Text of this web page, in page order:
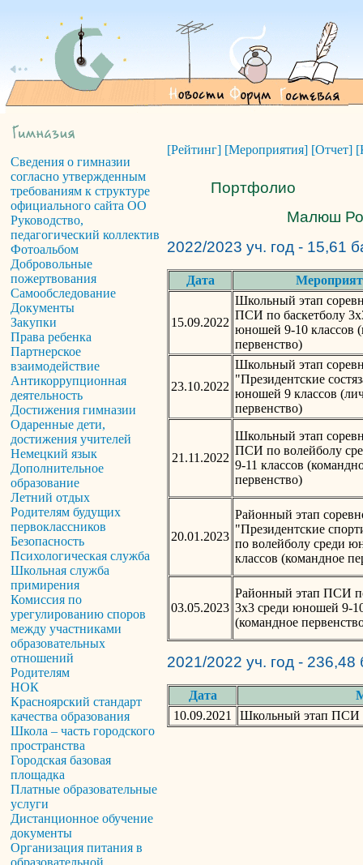
Сведения о гимназии
согласно утвержденным
требованиям к структуре
официального сайта ОО
Руководство,
педагогический коллектив
Фотоальбом
Добровольные
пожертвования
Самообследование
Документы
Закупки
Права ребенка
Партнерское
взаимодействие
Антикоррупционная
деятельность
Достижения гимназии
Одаренные дети,
достижения учителей
Немецкий язык
Дополнительное
образование
Летний отдых
Родителям будущих
первоклассников
Безопасность
Психологическая служба
Школьная служба
примирения
Комиссия по
урегулированию споров
между участниками
образовательных
отношений
Родителям
НОК
Красноярский стандарт
качества образования
Школа – часть городского
пространства
Городская базовая
площадка
Платные образовательные
услуги
Дистанционное обучение
документы
Организация питания в
образовательной
[Рейтинг] [Мероприятия] [Отчет]
Портфолио
Малюш
2022/2023 уч. год - 15,61
Дата
15.09.2022
Школьный этап
ПСИ по баскетболу
юношей 9-10 классов
первенство)
23.10.2022
Школьный этап
"Президентские
юношей 9 классов
первенство)
21.11.2022
Школьный этап
ПСИ по волейболу
9-11 классов
первенство)
20.01.2023
Районный этап
"Президентские
по волейболу среди
классов (командное
03.05.2023
Районный этап ПСИ
3х3 среди юношей 9-
(командное
2021/2022 уч. год - 236,48
Дата
10.09.2021
Школьный этап ПСИ